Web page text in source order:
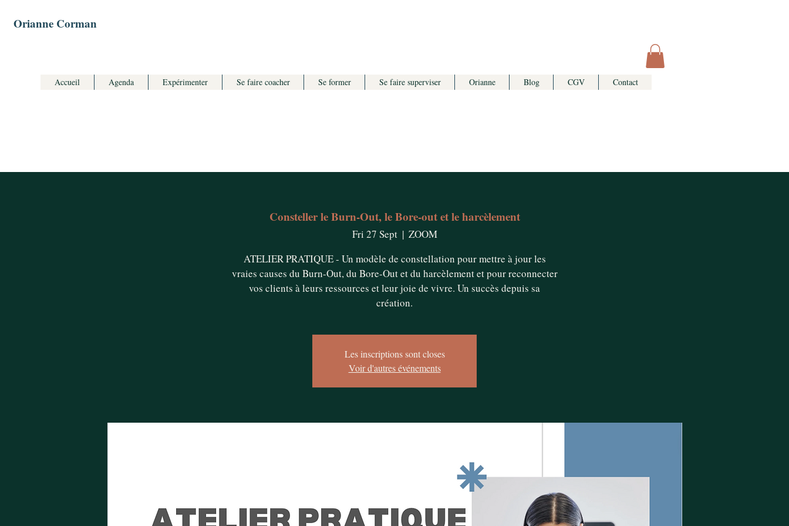
Orianne Corman
Accueil Agenda Expérimenter Se faire coacher Se former Se faire superviser Orianne Blog CGV Contact
Consteller le Burn-Out, le Bore-out et le harcèlement
Fri 27 Sept
  |
ZOOM
ATELIER PRATIQUE - Un modèle de constellation pour mettre à jour les
vraies causes du Burn-Out, du Bore-Out et du harcèlement et pour reconnecter
vos clients à leurs ressources et leur joie de vivre. Un succès depuis sa
création.
Les inscriptions sont closes
Voir d'autres événements